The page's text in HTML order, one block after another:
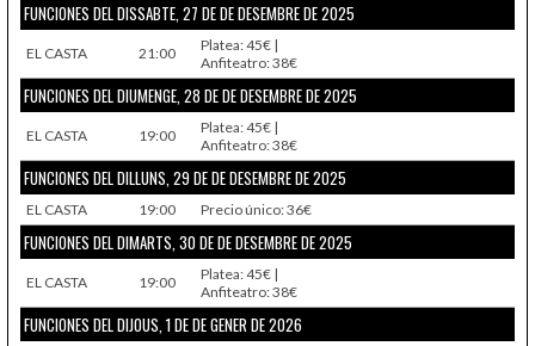
FUNCIONES DEL DISSABTE, 27 DE DE DESEMBRE DE 2025
EL CASTA 21:00
Platea: 45€ |
Anfiteatro: 38€
FUNCIONES DEL DIUMENGE, 28 DE DE DESEMBRE DE 2025
EL CASTA 19:00
Platea: 45€ |
Anfiteatro: 38€
FUNCIONES DEL DILLUNS, 29 DE DE DESEMBRE DE 2025
EL CASTA 19:00 Precio único: 36€
FUNCIONES DEL DIMARTS, 30 DE DE DESEMBRE DE 2025
EL CASTA 19:00
Platea: 45€ |
Anfiteatro: 38€
FUNCIONES DEL DIJOUS, 1 DE DE GENER DE 2026